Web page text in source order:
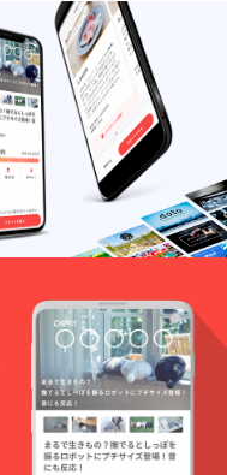
連絡方
法：詳
細は
メール
で連絡
しま
す。 ●T
シャツ
(当日受
付時の
現地受
け取り
を基本
とさせ
だきま
す。)